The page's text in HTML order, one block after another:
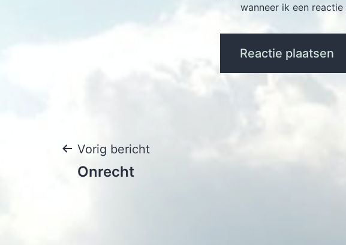
wanneer ik een reactie
Bericht
Vorig bericht
Onrecht